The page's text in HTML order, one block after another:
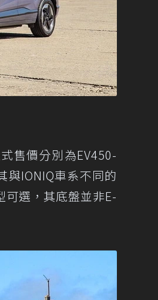
售價分別為EV450-
與IONIQ車系不同的
選，其底盤並非E-